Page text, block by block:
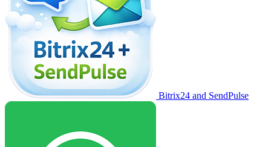
Bitrix24 and SendPulse